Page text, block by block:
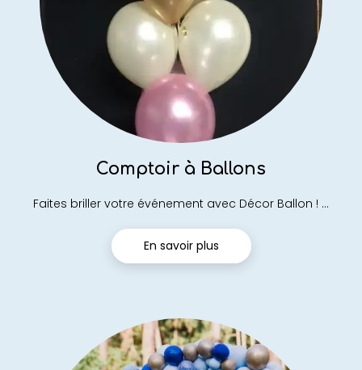
Comptoir à Ballons
Faites briller votre événement avec Décor Ballon ! ...
En savoir plus